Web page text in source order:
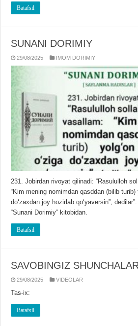
Batafsil
SUNANI DORIMIY
29/08/2025 IMOM DORIMIY
231. Jobirdan rivoyat qilinadi: “Rasululloh
“Kim mening nomimdan qasddan (bilib turib)
doʻzaxdan joy hozirlab qoʻyaversin”,
“Sunani Dorimiy” kitobidan.
Batafsil
SAVOBINGIZ
29/08/2025 VIDЕOLAR
Tas-ix:
Batafsil